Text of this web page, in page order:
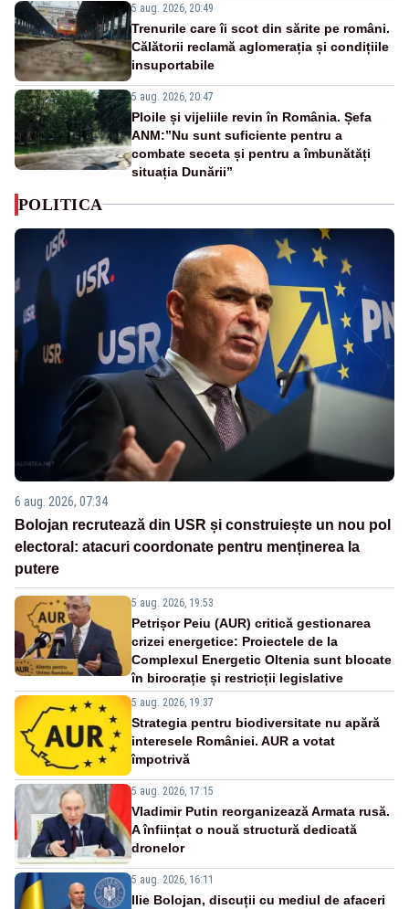
5 aug. 2026, 20:49
Trenurile care îi scot din sărite pe români.
Călătorii reclamă aglomerația și condițiile
insuportabile
5 aug. 2026, 20:47
Ploile și vijeliile revin în România. Șefa
ANM:”Nu sunt suficiente pentru a
combate seceta și pentru a îmbunătăți
situația Dunării”
POLITICA
6 aug. 2026, 07:34
Bolojan recrutează din USR și construiește un nou pol
electoral: atacuri coordonate pentru menținerea la
putere
5 aug. 2026, 19:53
Petrișor Peiu (AUR) critică gestionarea
crizei energetice: Proiectele de la
Complexul Energetic Oltenia sunt blocate
în birocrație și restricții legislative
5 aug. 2026, 19:37
Strategia pentru biodiversitate nu apără
interesele României. AUR a votat
împotrivă
5 aug. 2026, 17:15
Vladimir Putin reorganizează Armata rusă.
A înființat o nouă structură dedicată
dronelor
5 aug. 2026, 16:11
Ilie Bolojan, discuții cu mediul de afaceri